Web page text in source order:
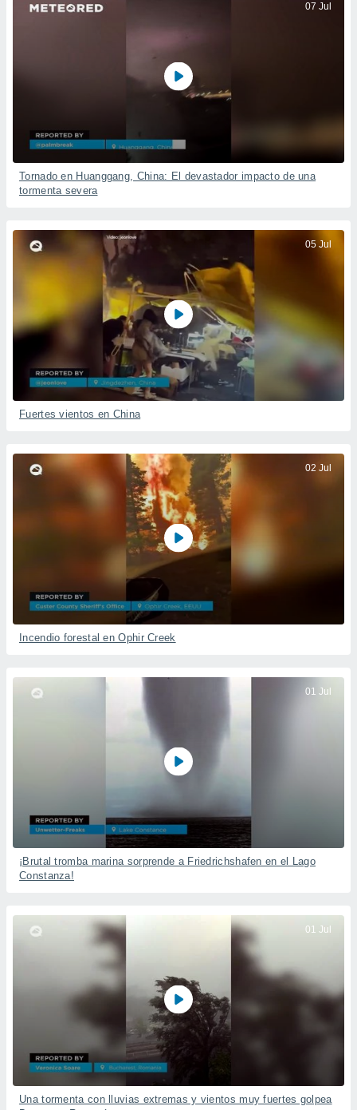
07 Jul
Tornado en Huanggang, China: El devastador impacto de una
tormenta severa
05 Jul
Fuertes vientos en China
02 Jul
Incendio forestal en Ophir Creek
01 Jul
¡Brutal tromba marina sorprende a Friedrichshafen en el Lago
Constanza!
01 Jul
Una tormenta con lluvias extremas y vientos muy fuertes golpea